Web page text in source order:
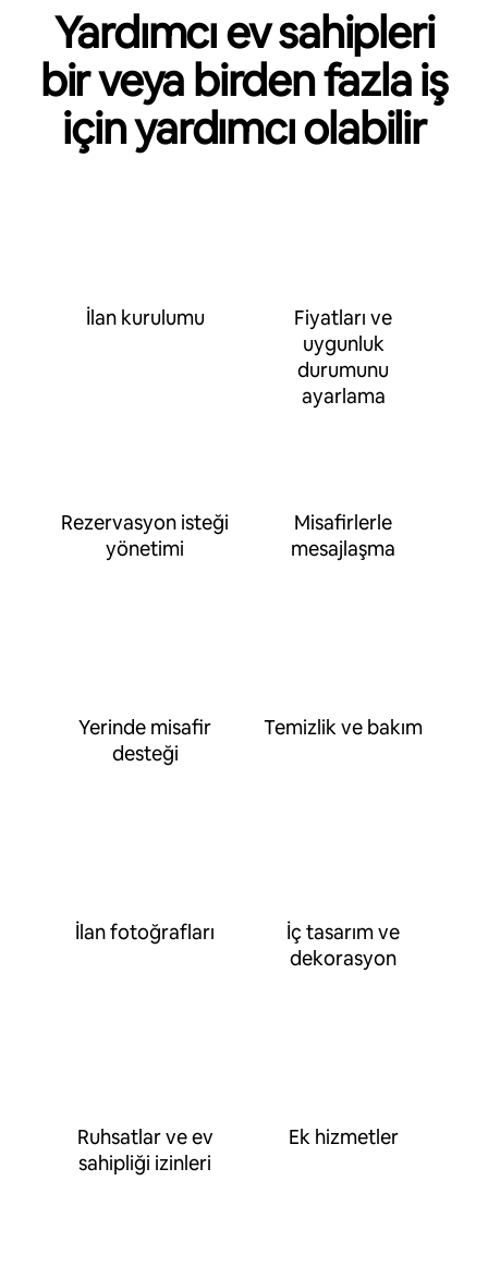
Yardımcı ev sahipleri
bir veya birden fazla iş
için yardımcı olabilir
İlan kurulumu
Fiyatları ve
uygunluk
durumunu
ayarlama
Rezervasyon isteği
yönetimi
Misafirlerle
mesajlaşma
Yerinde misafir
desteği
Temizlik ve bakım
İlan fotoğrafları
İç tasarım ve
dekorasyon
Ruhsatlar ve ev
sahipliği izinleri
Ek hizmetler